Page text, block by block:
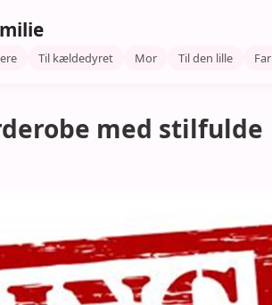
Til kældedyret Mor Til den lille Far
med stilfulde